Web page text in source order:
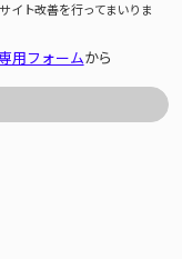
イト改善を行ってまいりま
用フォームから